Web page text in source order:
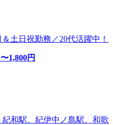
土日祝勤務／20代活躍中！
1,800円
和駅、紀伊中ノ島駅、和歌